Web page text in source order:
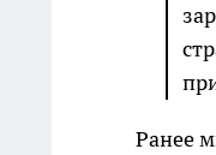
Ранее